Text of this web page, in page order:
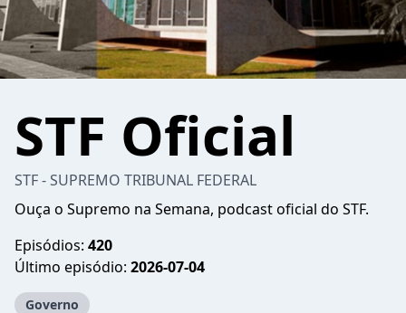
STF Oficial
STF - SUPREMO TRIBUNAL FEDERAL
Ouça o Supremo na Semana, podcast oficial do STF.
Episódios: 420
Último episódio: 2026-07-04
Governo